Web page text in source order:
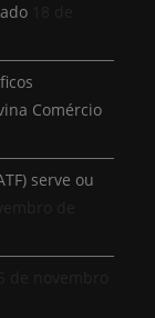
Comércio
serve ou